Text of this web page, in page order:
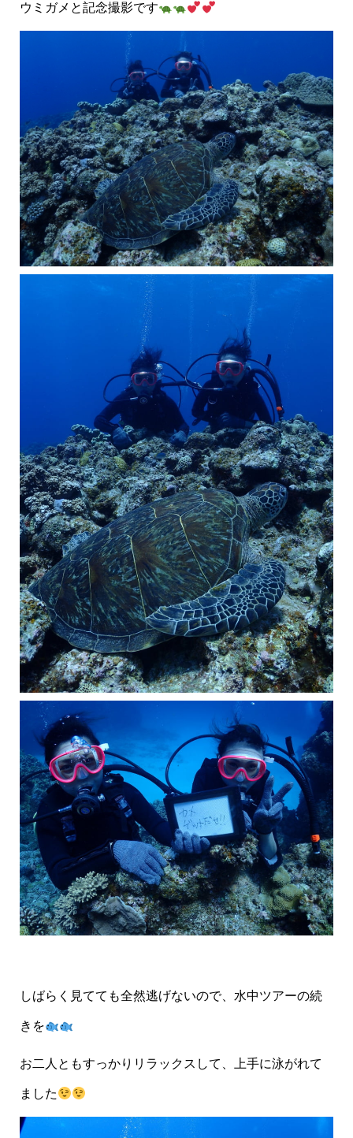
ウミガメと記念撮影です
しばらく見てても全然逃げないので、水中ツアーの続
きを
お二人ともすっかりリラックスして、上手に泳がれて
ました